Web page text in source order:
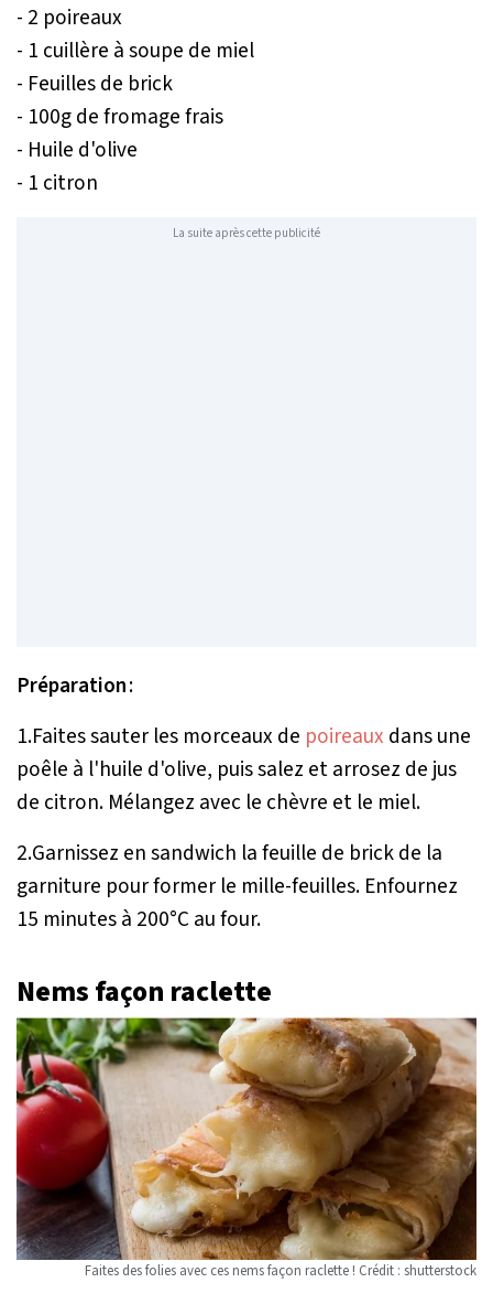
- 2 poireaux
- 1 cuillère à soupe de miel
- Feuilles de brick
- 100g de fromage frais
- Huile d'olive
- 1 citron
La suite après cette publicité
Préparation:
1.Faites sauter les morceaux de poireaux dans une
poêle à l'huile d'olive, puis salez et arrosez de jus
de citron. Mélangez avec le chèvre et le miel.
2.Garnissez en sandwich la feuille de brick de la
garniture pour former le mille-feuilles. Enfournez
15 minutes à 200°C au four.
Nems façon raclette
Faites des folies avec ces nems façon raclette ! Crédit : shutterstock